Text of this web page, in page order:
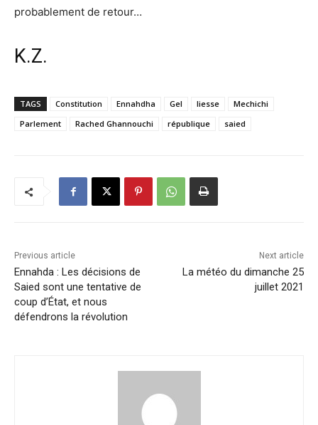
probablement de retour…
K.Z.
TAGS Constitution Ennahdha Gel liesse
Mechichi
Parlement
Rached Ghannouchi république saied
Previous article
Ennahda : Les décisions de
Saied sont une tentative de
coup d’État, et nous
défendrons la révolution
Next article
La météo du dimanche 25
juillet 2021